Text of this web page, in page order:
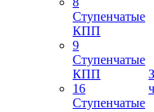
Ступенчатые
КПП
9
Ступенчатые
КПП
16
Ступенчатые